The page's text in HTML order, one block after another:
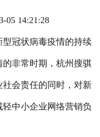
数据云监控
应用场景
优帮资讯
05 14:21:28
冠状病毒疫情的持续
非常时期，杭州搜骐
会责任的同时，对新
中小企业网络营销负